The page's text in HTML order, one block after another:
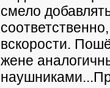
смело
вскорости.
жене